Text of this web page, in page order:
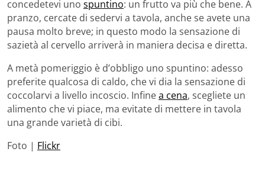
concedetevi uno spuntino: un frutto va più che bene. A
pranzo, cercate di sedervi a tavola, anche se avete una
pausa molto breve; in questo modo la sensazione di
sazietà al cervello arriverà in maniera decisa e diretta.
A metà pomeriggio è d’obbligo uno spuntino: adesso
preferite qualcosa di caldo, che vi dia la sensazione di
coccolarvi a livello incoscio. Infinea cena, scegliete un
alimento che vi piace, ma evitate di mettere in tavola
una grande varietà di cibi.
Foto | Flickr